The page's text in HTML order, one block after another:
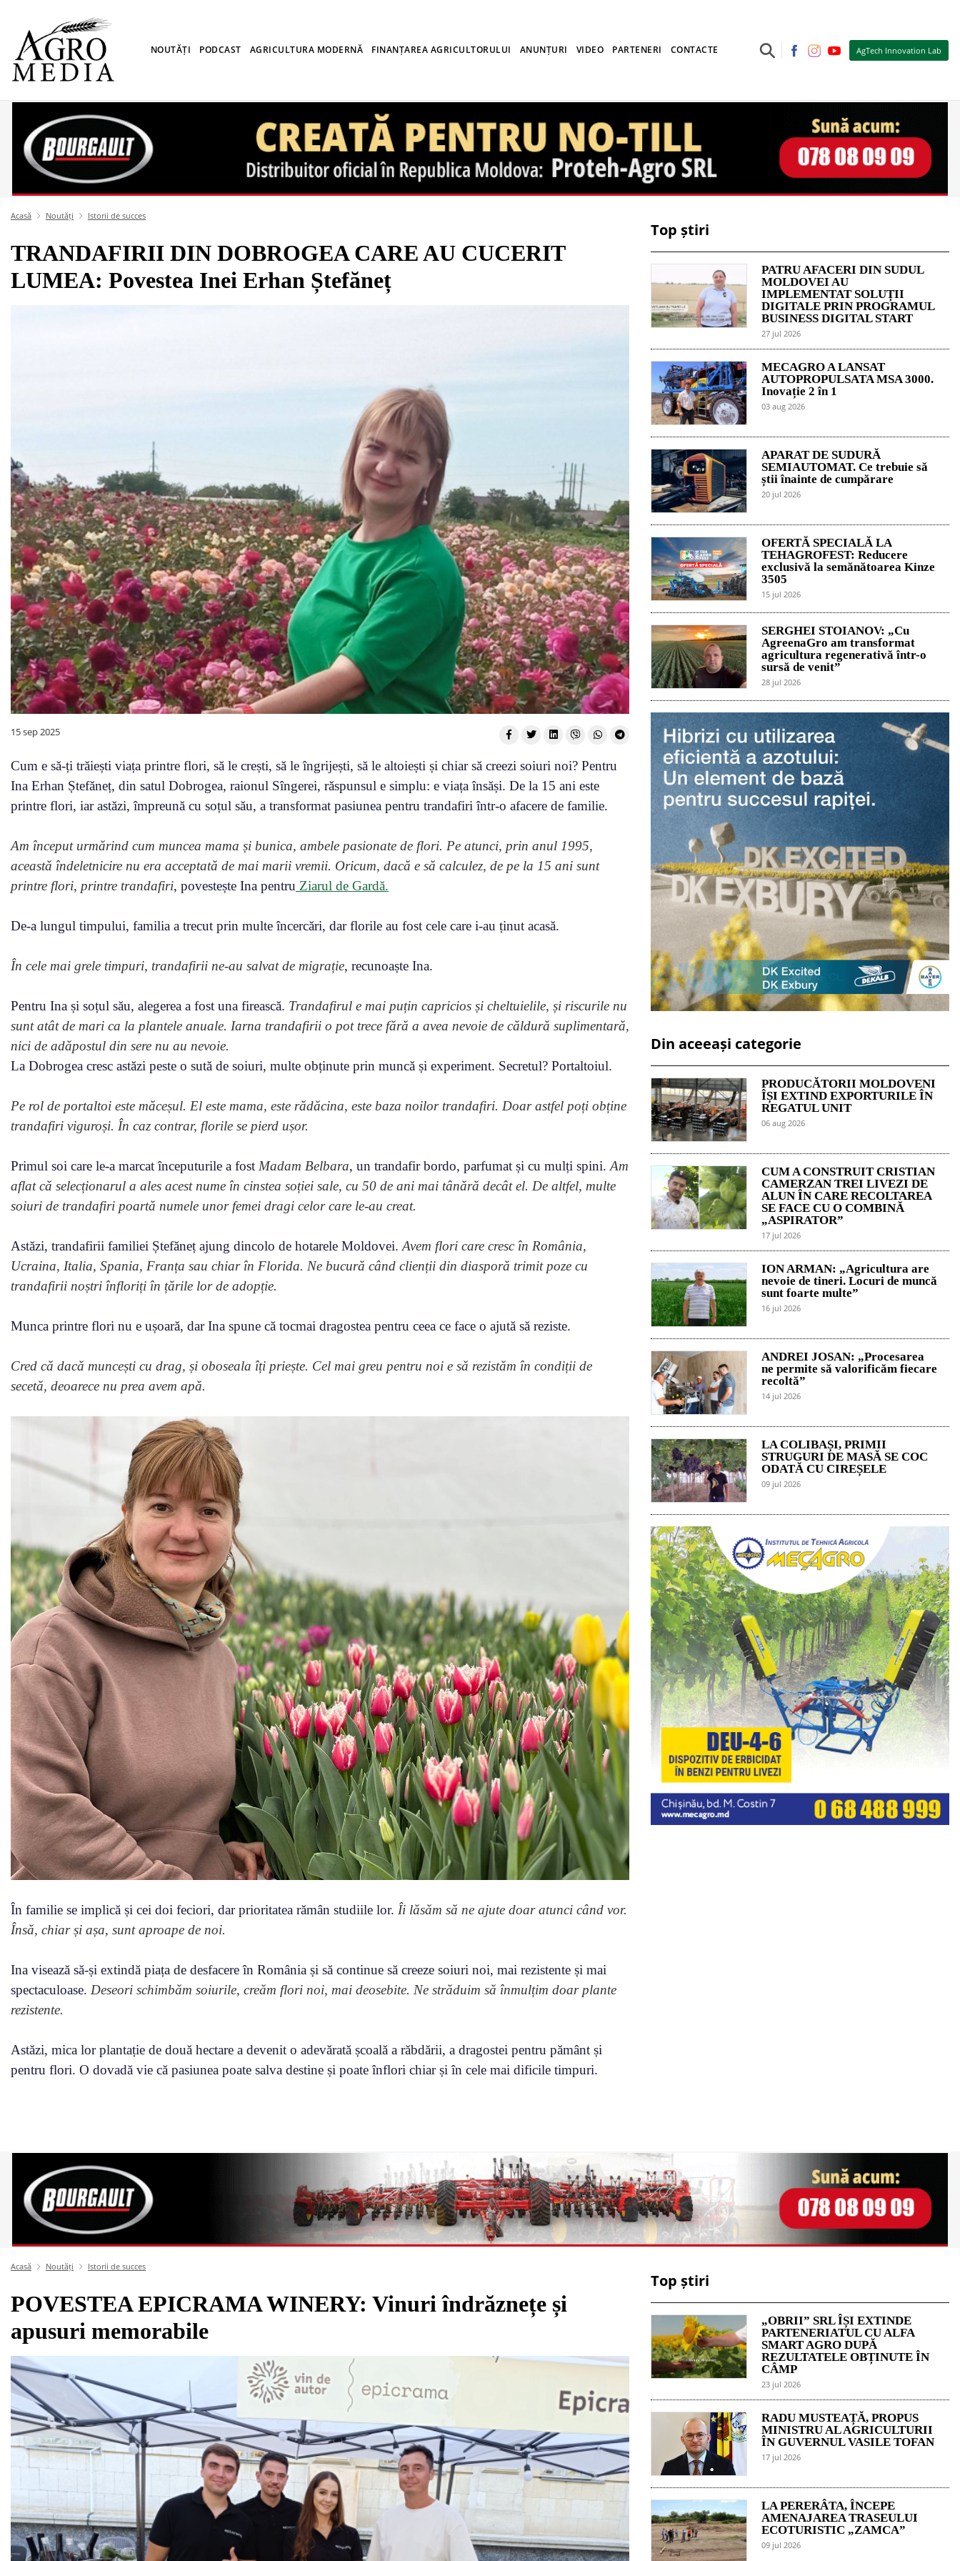
NOUTĂȚI PODCAST AGRICULTURA MODERNĂ FINANȚAREA AGRICULTORULUI ANUNȚURI VIDEO PARTENERI CONTACTE ⚲ AgTech Innovation Lab
Acasă Noutăți Istorii de succes
TRANDAFIRII DIN DOBROGEA CARE AU CUCERIT
LUMEA: Povestea Inei Erhan Ștefăneț
15 sep 2025
Cum e să-ți trăiești viața printre flori, să le crești, să le îngrijești, să le altoiești și chiar să creezi soiuri noi? Pentru
Ina Erhan Ștefăneț, din satul Dobrogea, raionul Sîngerei, răspunsul e simplu: e viața însăși. De la 15 ani este
printre flori, iar astăzi, împreună cu soțul său, a transformat pasiunea pentru trandafiri într-o afacere de familie.
Am început urmărind cum muncea mama și bunica, ambele pasionate de flori. Pe atunci, prin anul 1995,
această îndeletnicire nu era acceptată de mai marii vremii. Oricum, dacă e să calculez, de pe la 15 ani sunt
printre flori, printre trandafiri, povestește Ina pentru Ziarul de Gardă.
De-a lungul timpului, familia a trecut prin multe încercări, dar florile au fost cele care i-au ținut acasă.
În cele mai grele timpuri, trandafirii ne-au salvat de migrație, recunoaște Ina.
Pentru Ina și soțul său, alegerea a fost una firească. Trandafirul e mai puțin capricios și cheltuielile, și riscurile nu
sunt atât de mari ca la plantele anuale. Iarna trandafirii o pot trece fără a avea nevoie de căldură suplimentară,
nici de adăpostul din sere nu au nevoie.
La Dobrogea cresc astăzi peste o sută de soiuri, multe obținute prin muncă și experiment. Secretul? Portaltoiul.
Pe rol de portaltoi este măceșul. El este mama, este rădăcina, este baza noilor trandafiri. Doar astfel poți obține
trandafiri viguroși. În caz contrar, florile se pierd ușor.
Primul soi care le-a marcat începuturile a fost Madam Belbara, un trandafir bordo, parfumat și cu mulți spini. Am
aflat că selecționarul a ales acest nume în cinstea soției sale, cu 50 de ani mai tânără decât el. De altfel, multe
soiuri de trandafiri poartă numele unor femei dragi celor care le-au creat.
Astăzi, trandafirii familiei Ștefăneț ajung dincolo de hotarele Moldovei. Avem flori care cresc în România,
Ucraina, Italia, Spania, Franța sau chiar în Florida. Ne bucură când clienții din diasporă trimit poze cu
trandafirii noștri înfloriți în țările lor de adopție.
Munca printre flori nu e ușoară, dar Ina spune că tocmai dragostea pentru ceea ce face o ajută să reziste.
Cred că dacă muncești cu drag, și oboseala îți priește. Cel mai greu pentru noi e să rezistăm în condiții de
secetă, deoarece nu prea avem apă.
În familie se implică și cei doi feciori, dar prioritatea rămân studiile lor. Îi lăsăm să ne ajute doar atunci când vor.
Însă, chiar și așa, sunt aproape de noi.
Ina visează să-și extindă piața de desfacere în România și să continue să creeze soiuri noi, mai rezistente și mai
spectaculoase. Deseori schimbăm soiurile, creăm flori noi, mai deosebite. Ne străduim să înmulțim doar plante
rezistente.
Astăzi, mica lor plantație de două hectare a devenit o adevărată școală a răbdării, a dragostei pentru pământ și
pentru flori. O dovadă vie că pasiunea poate salva destine și poate înflori chiar și în cele mai dificile timpuri.
Top știri
PATRU AFACERI DIN SUDUL
MOLDOVEI AU
IMPLEMENTAT SOLUȚII
DIGITALE PRIN PROGRAMUL
BUSINESS DIGITAL START
27 jul 2026
MECAGRO A LANSAT
AUTOPROPULSATA MSA 3000.
Inovație 2 în 1
03 aug 2026
APARAT DE SUDURĂ
SEMIAUTOMAT. Ce trebuie să
știi înainte de cumpărare
20 jul 2026
OFERTĂ SPECIALĂ LA
TEHAGROFEST: Reducere
exclusivă la semănătoarea Kinze
3505
15 jul 2026
SERGHEI STOIANOV: „Cu
AgreenaGro am transformat
agricultura regenerativă într-o
sursă de venit”
28 jul 2026
Din aceeași categorie
PRODUCĂTORII MOLDOVENI
ÎȘI EXTIND EXPORTURILE ÎN
REGATUL UNIT
06 aug 2026
CUM A CONSTRUIT CRISTIAN
CAMERZAN TREI LIVEZI DE
ALUN ÎN CARE RECOLTAREA
SE FACE CU O COMBINĂ
„ASPIRATOR”
17 jul 2026
ION ARMAN: „Agricultura are
nevoie de tineri. Locuri de muncă
sunt foarte multe”
16 jul 2026
ANDREI JOSAN: „Procesarea
ne permite să valorificăm fiecare
recoltă”
14 jul 2026
LA COLIBAȘI, PRIMII
STRUGURI DE MASĂ SE COC
ODATĂ CU CIREȘELE
09 jul 2026
Acasă Noutăți Istorii de succes
POVESTEA EPICRAMA WINERY: Vinuri îndrăznețe și
apusuri memorabile
Top știri
„OBRII” SRL ÎȘI EXTINDE
PARTENERIATUL CU ALFA
SMART AGRO DUPĂ
REZULTATELE OBȚINUTE ÎN
CÂMP
23 jul 2026
RADU MUSTEAȚĂ, PROPUS
MINISTRU AL AGRICULTURII
ÎN GUVERNUL VASILE TOFAN
17 jul 2026
LA PERERÂTA, ÎNCEPE
AMENAJAREA TRASEULUI
ECOTURISTIC „ZAMCA”
09 jul 2026